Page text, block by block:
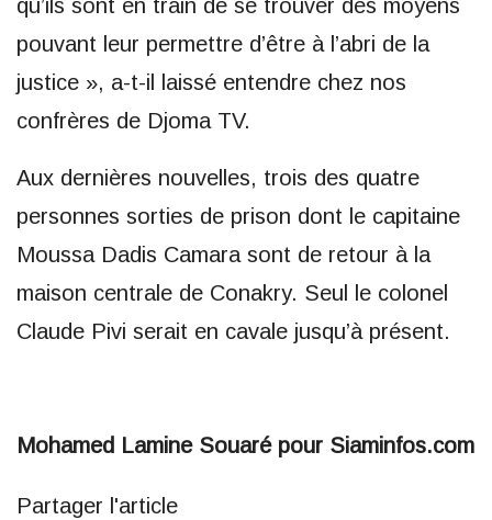
qu’ils sont en train de se trouver des moyens
pouvant leur permettre d’être à l’abri de la
justice », a-t-il laissé entendre chez nos
confrères de Djoma TV.
Aux dernières nouvelles, trois des quatre
personnes sorties de prison dont le capitaine
Moussa Dadis Camara sont de retour à la
maison centrale de Conakry. Seul le colonel
Claude Pivi serait en cavale jusqu’à présent.
Mohamed Lamine Souaré pour Siaminfos.com
Partager l'article